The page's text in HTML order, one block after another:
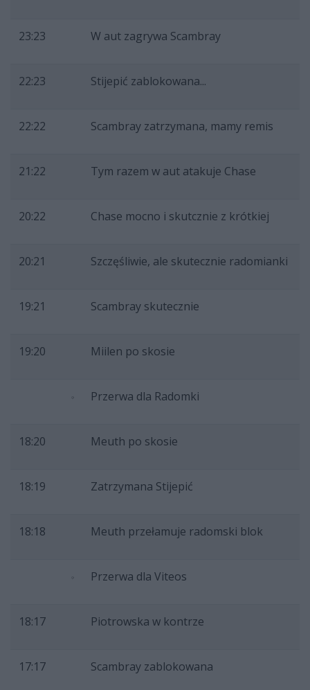
23:23 W aut zagrywa Scambray
22:23 Stijepić zablokowana...
22:22 Scambray zatrzymana, mamy remis
21:22 Tym razem w aut atakuje Chase
20:22 Chase mocno i skutcznie z krótkiej
20:21 Szczęśliwie, ale skutecznie radomianki
19:21 Scambray skutecznie
19:20 Miilen po skosie
Przerwa dla Radomki
18:20 Meuth po skosie
18:19 Zatrzymana Stijepić
18:18 Meuth przełamuje radomski blok
Przerwa dla Viteos
18:17 Piotrowska w kontrze
17:17 Scambray zablokowana